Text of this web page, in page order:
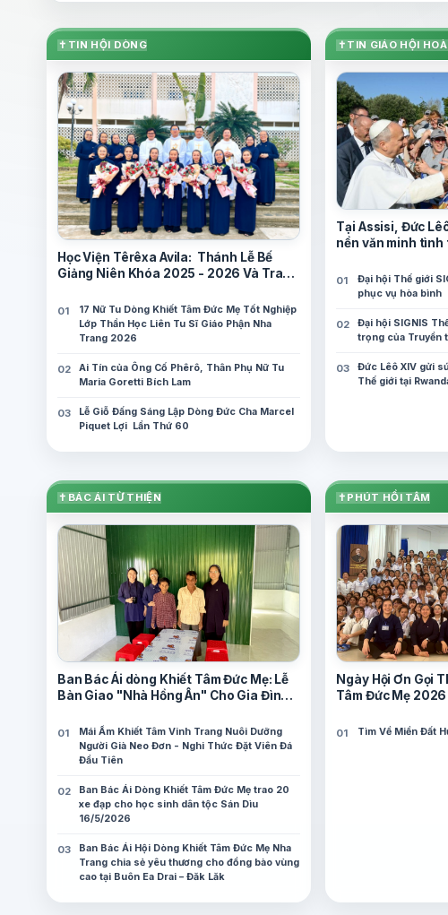
✝ TIN HỘI DÒNG
Học Viện Têrêxa Avila: Thánh Lễ Bế
Giảng Niên Khóa 2025 - 2026 Và Trao
Bản17 Nữ Tu Dòng Khiết Tâm Đức Mẹ Tốt Nghiệp
Lớp Thần Học Liên Tu Sĩ Giáo Phận Nha
Trang 2026
Ai Tín của Ông Cố Phêrô, Thân Phụ Nữ Tu
Maria Goretti Bích Lam
Lễ Giỗ Đấng Sáng Lập Dòng Đức Cha Marcel
Piquet Lợi Lần Thứ 60
✝ TIN GIÁO HỘI
Tại Assisi, Đức
nền văn minh tình
Đại hội Thế giới
phục vụ hòa bình
Đại hội SIGNIS
trọng của Truyền
Đức Lêô XIV gửi
Thế giới tại
✝ BÁC ÁI TỪ THIỆN
Ban Bác Ái dòng Khiết Tâm Đức Mẹ: Lễ
Bàn Giao "Nhà Hồng Ân" Cho Gia Đình
Mái Ấm Khiết Tâm Vinh Trang Nuôi Dưỡng
Người Già Neo Đơn - Nghi Thức Đặt Viên Đá
Đầu Tiên
Ban Bác Ái Dòng Khiết Tâm Đức Mẹ trao 20
xe đạp cho học sinh dân tộc Sán Dìu
16/5/2026
Ban Bác Ái Hội Dòng Khiết Tâm Đức Mẹ Nha
Trang chia sẻ yêu thương cho đồng bào vùng
cao tại Buôn Ea Drai – Đăk Lăk
✝ PHÚT HỒI TÂM
Ngày Hội Ơn Gọi
Tâm Đức Mẹ 2026
Tìm Về Miền Đất